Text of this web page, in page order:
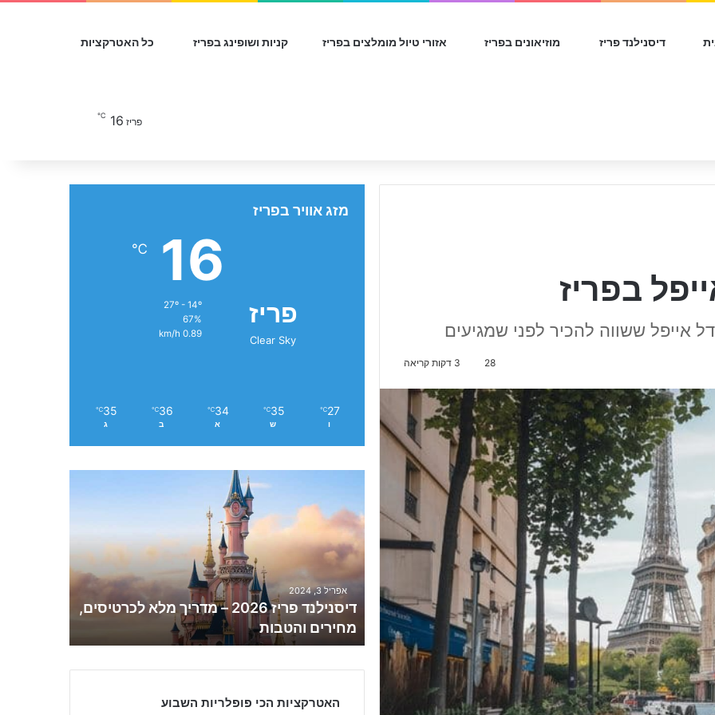
דיסנילנד פריז מוזיאונים בפריז אזורי טיול מומלצים בפריז קניות ושופינג בפריז כל האטרקציות
פריז 16
℃
בפריז
28
מזג אוויר בפריז
פריז
Clear Sky
16
℃
27º - 14º
67%
0.89 km/h
27
℃
ו
35
℃
ש
34
℃
א
36
℃
ב
35
℃
ג
ס
נ
י
אפריל 3, 2024
דיסנילנד פריז 2026 – מדריך מלא לכרטיסים,
מחירים והטבות
האטרקציות הכי פופלריות השבוע